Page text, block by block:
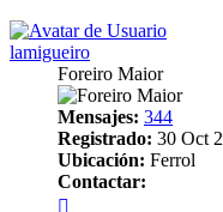
lamigueiro
Foreiro Maior
Mensajes: 344
Registrado: 30 Oct
Ubicación: Ferrol
Contactar: